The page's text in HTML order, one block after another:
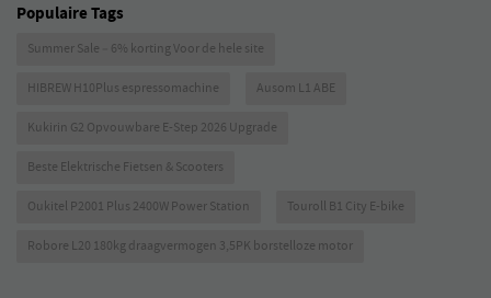
Populaire Tags
Summer Sale – 6% korting Voor de hele site
HIBREW H10Plus espressomachine Ausom L1 ABE
Kukirin G2 Opvouwbare E-Step 2026 Upgrade
Beste Elektrische Fietsen & Scooters
Oukitel P2001 Plus 2400W Power Station Touroll B1 City E-bike
Robore L20 180kg draagvermogen 3,5PK borstelloze motor